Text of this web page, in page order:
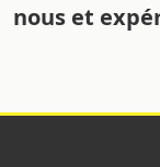
nous et